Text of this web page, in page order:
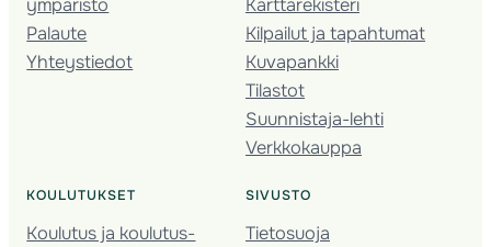
ympäristö
Palaute
Yhteystiedot
Karttarekisteri
Kilpailut ja tapahtumat
Kuvapankki
Tilastot
Suunnistaja-lehti
Verkkokauppa
KOULUTUKSET
Koulutus ja koulutus­
SIVUSTO
Tietosuoja